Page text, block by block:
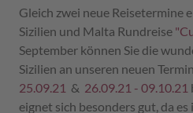
Gleich zwei neue Reisetermine
Sizilien und Malta Rundreise
September können Sie die
Sizilien an unseren neuen
25.09.21 & 26.09.21 - 09.10.21
eignet sich besonders gut, da